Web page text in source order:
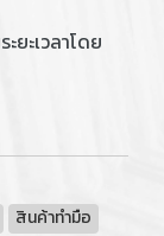
ะเวลาโดย
สินค้าทำมือ